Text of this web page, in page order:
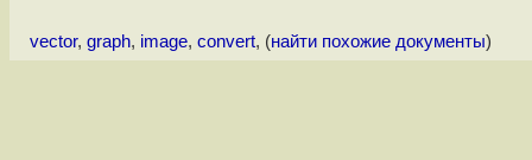
vector, graph, image, convert, (найти похожие документы)